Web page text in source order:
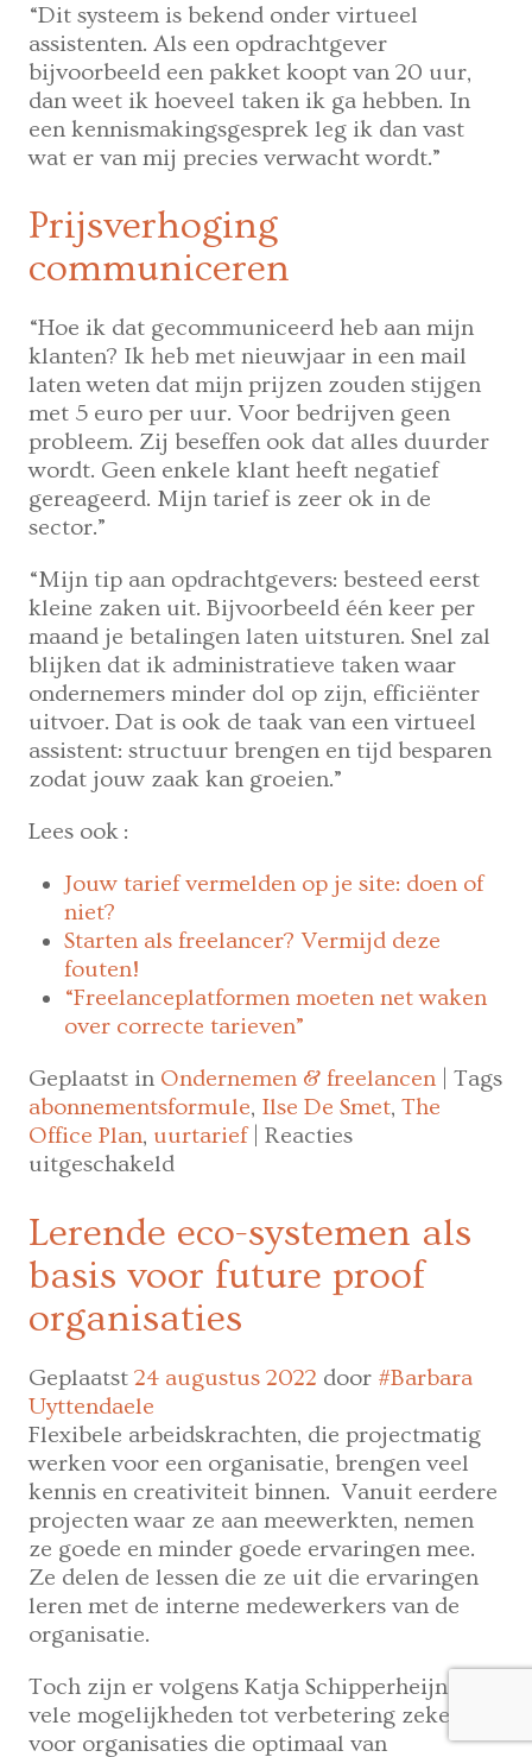
“Dit systeem is bekend onder virtueel
assistenten. Als een opdrachtgever
bijvoorbeeld een pakket koopt van 20 uur,
dan weet ik hoeveel taken ik ga hebben. In
een kennismakingsgesprek leg ik dan vast
wat er van mij precies verwacht wordt.”
Prijsverhoging
communiceren
“Hoe ik dat gecommuniceerd heb aan mijn
klanten? Ik heb met nieuwjaar in een mail
laten weten dat mijn prijzen zouden stijgen
met 5 euro per uur. Voor bedrijven geen
probleem. Zij beseffen ook dat alles duurder
wordt. Geen enkele klant heeft negatief
gereageerd. Mijn tarief is zeer ok in de
sector.”
“Mijn tip aan opdrachtgevers: besteed eerst
kleine zaken uit. Bijvoorbeeld één keer per
maand je betalingen laten uitsturen. Snel zal
blijken dat ik administratieve taken waar
ondernemers minder dol op zijn, efficiënter
uitvoer. Dat is ook de taak van een virtueel
assistent: structuur brengen en tijd besparen
zodat jouw zaak kan groeien.”
Lees ook :
Jouw tarief vermelden op je site: doen of
niet?
Starten als freelancer? Vermijd deze
fouten!
“Freelanceplatformen moeten net waken
over correcte tarieven”
Geplaatst in Ondernemen & freelancen
Tags
abonnementsformule, Ilse De Smet,The
Office Plan, uurtarief
Reacties
uitgeschakeldvoor
meer
uren
een
klant
bij
afneemt,
hoe
goedkoper
mijn
uurtarief”
Lerende eco-systemen als
basis voor future proof
organisaties
Geplaatst 24 augustus 2022 door #Barbara
Uyttendaele
Flexibele arbeidskrachten, die projectmatig
werken voor een organisatie, brengen veel
kennis en creativiteit binnen. Vanuit eerdere
projecten waar ze aan meewerkten, nemen
ze goede en minder goede ervaringen mee.
Ze delen de lessen die ze uit die ervaringen
leren met de interne medewerkers van de
organisatie.
Toch zijn er volgens Katja Schipperheijn nog
vele mogelijkheden tot verbetering zeker
voor organisaties die optimaal van